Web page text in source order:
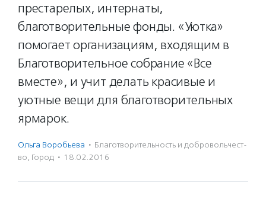
престарелых, интернаты,
благотворительные фонды. «Уютка»
помогает организациям, входящим в
Благотворительное собрание «Все
вместе», и учит делать красивые и
уютные вещи для благотворительных
ярмарок.
Ольга Воробьева · Благотвори­тель­ность и доброволь­чест­
во, Город · 18.02.2016